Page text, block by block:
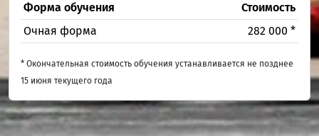
Форма обучения
Стоимость
Очная форма
282 000 *
* Окончательная стоимость обучения устанавливается не позднее
15 июня текущего года